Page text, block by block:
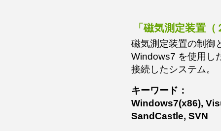
「磁気測定装置（
磁気測定装置の制御
Windows7 を使用し
接続したシステム。
キーワード：
Windows7(x86),
SandCastle, SVN